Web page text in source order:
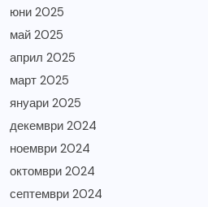
юни 2025
май 2025
април 2025
март 2025
януари 2025
декември 2024
ноември 2024
октомври 2024
септември 2024